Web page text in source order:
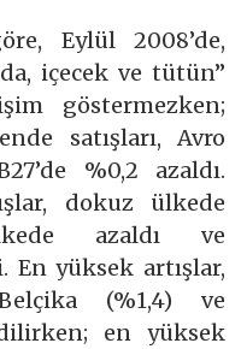
Eylül 2008’de,
içecek ve tütün”
göstermezken;
satışları, Avro
%0,2 azaldı.
dokuz ülkede
azaldı ve
En yüksek artışlar,
(%1,4) ve
en yüksek